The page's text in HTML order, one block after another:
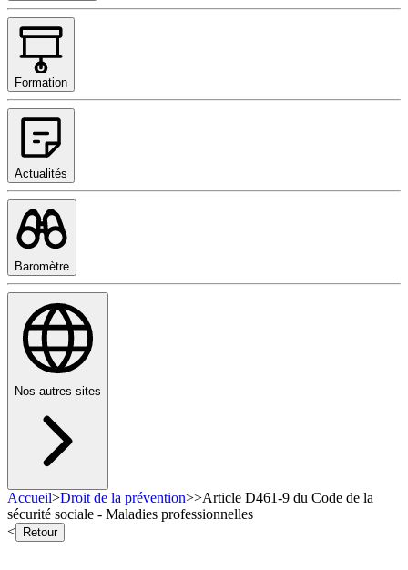
Formation
Actualités
Baromètre
Nos autres sites
Accueil>Droit de la prévention>>Article D461-9 du Code de la
sécurité sociale - Maladies professionnelles
<
Retour